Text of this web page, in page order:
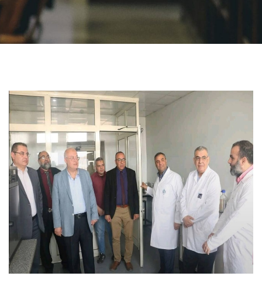
الأنظمة الذكية
الطلاب
هيئة التدريس
الدراسات العليا
الخريجين
الموظفون
الزائـرون